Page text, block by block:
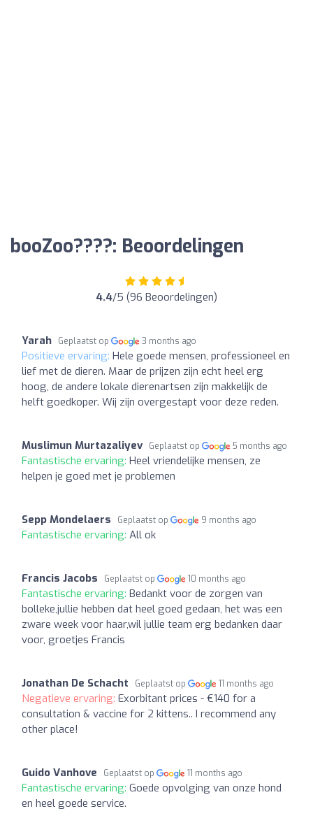
booZoo????: Beoordelingen
4.4/5 (96 Beoordelingen)
Yarah Geplaatst op 3 months ago
Positieve ervaring: Hele goede mensen, professioneel en
lief met de dieren. Maar de prijzen zijn echt heel erg
hoog, de andere lokale dierenartsen zijn makkelijk de
helft goedkoper. Wij zijn overgestapt voor deze reden.
Muslimun Murtazaliyev Geplaatst op 5 months ago
Fantastische ervaring: Heel vriendelijke mensen, ze
helpen je goed met je problemen
Sepp Mondelaers Geplaatst op 9 months ago
Fantastische ervaring: All ok
Francis Jacobs Geplaatst op 10 months ago
Fantastische ervaring: Bedankt voor de zorgen van
bolleke,jullie hebben dat heel goed gedaan, het was een
zware week voor haar,wil jullie team erg bedanken daar
voor, groetjes Francis
Jonathan De Schacht Geplaatst op 11 months ago
Negatieve ervaring: Exorbitant prices - €140 for a
consultation & vaccine for 2 kittens.. I recommend any
other place!
Guido Vanhove Geplaatst op 11 months ago
Fantastische ervaring: Goede opvolging van onze hond
en heel goede service.